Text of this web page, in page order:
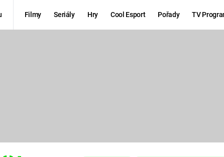
Filmy Seriály Hry Cool Esport Pořady TV